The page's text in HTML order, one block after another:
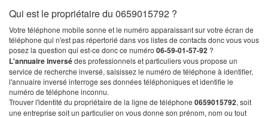
Qui est le propriétaire du 0659015792 ?
Votre téléphone mobile sonne et le numéro apparaissant sur votre écran de
téléphone qui n'est pas répertorié dans vos listes de contacts donc vous vous
posez la question qui est-ce donc ce numéro 06-59-01-57-92 ?
L'annuaire inversédes professionnels et particuliers vous propose un
service de recherche inversé, saisissez le numéro de téléphone à identifier,
l'annuaire inversé interroge ses données téléphoniques et identifie le
numéro de téléphone inconnu.
Trouver l'identité du propriétaire de la ligne de téléphone 0659015792, soit
une entreprise soit un particulier on vous donne son prénom, nom ou tout